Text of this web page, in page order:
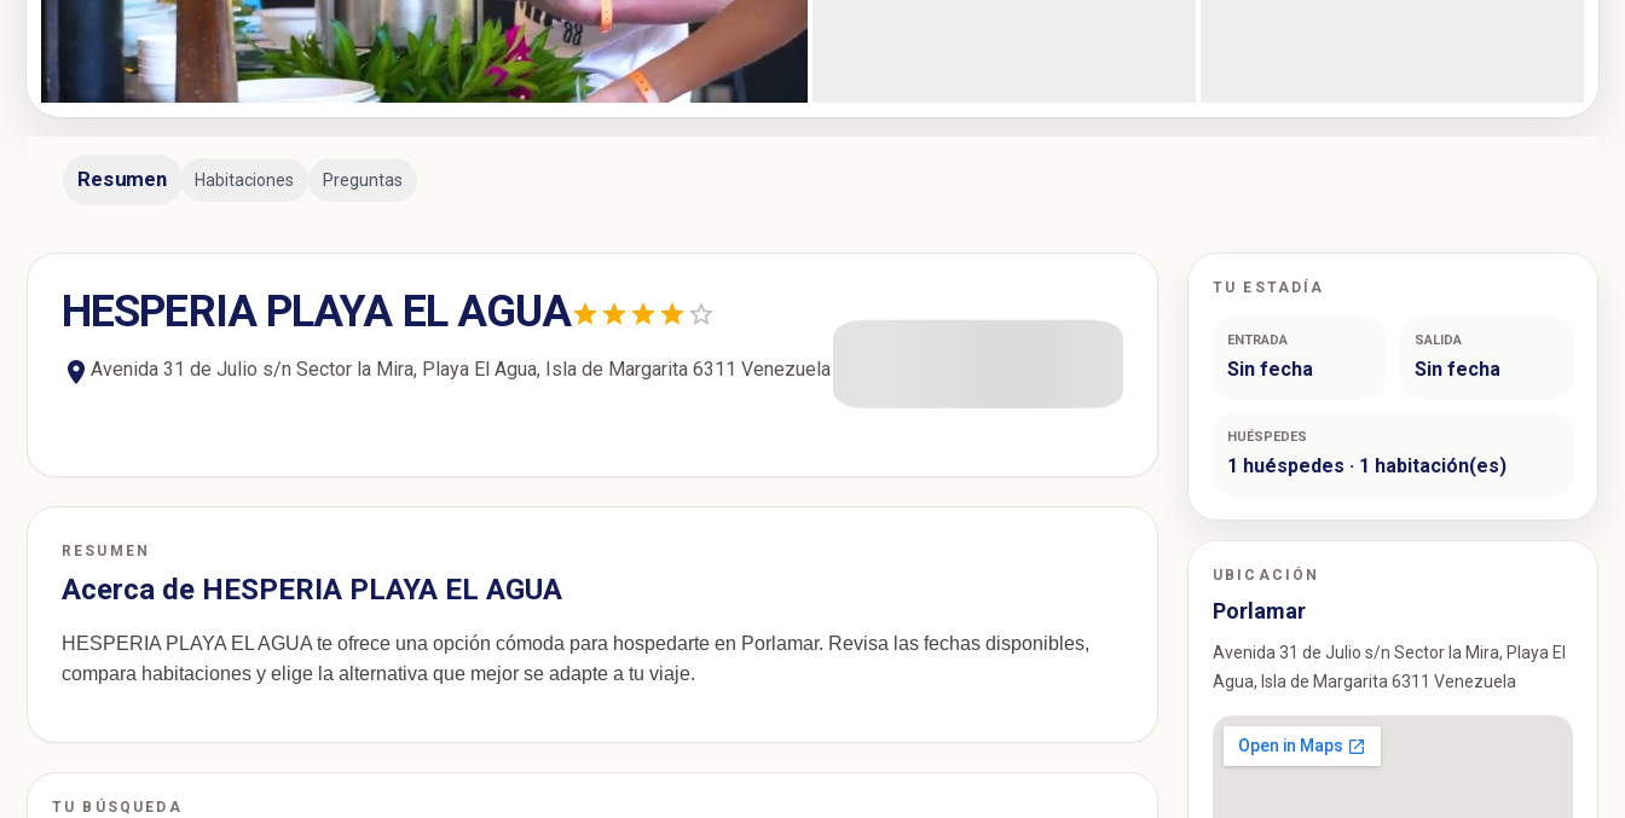
Resumen Habitaciones Preguntas
HESPERIA PLAYA EL AGUA
Avenida 31 de Julio s/n Sector la Mira, Playa El Agua, Isla de Margarita 6311 Venezuela
RESUMEN
Acerca de HESPERIA PLAYA EL AGUA
HESPERIA PLAYA EL AGUA te ofrece una opción cómoda para hospedarte en Porlamar. Revisa las fechas disponibles,
compara habitaciones y elige la alternativa que mejor se adapte a tu viaje.
TU BÚSQUEDA
TU ESTADÍA
ENTRADA
Sin fecha
SALIDA
Sin fecha
HUÉSPEDES
1 huéspedes · 1 habitación(es)
UBICACIÓN
Porlamar
Avenida 31 de Julio s/n Sector la Mira, Playa El
Agua, Isla de Margarita 6311 Venezuela